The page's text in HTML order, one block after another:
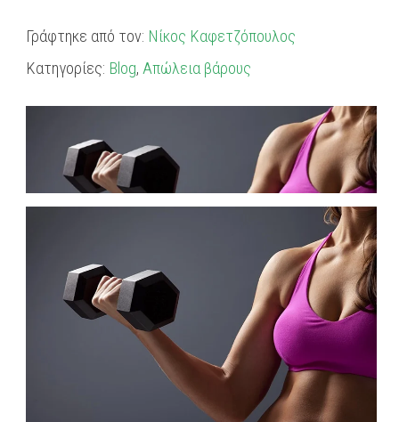
Γράφτηκε από τον: Νίκος Καφετζόπουλος
Κατηγορίες: Blog, Απώλεια βάρους